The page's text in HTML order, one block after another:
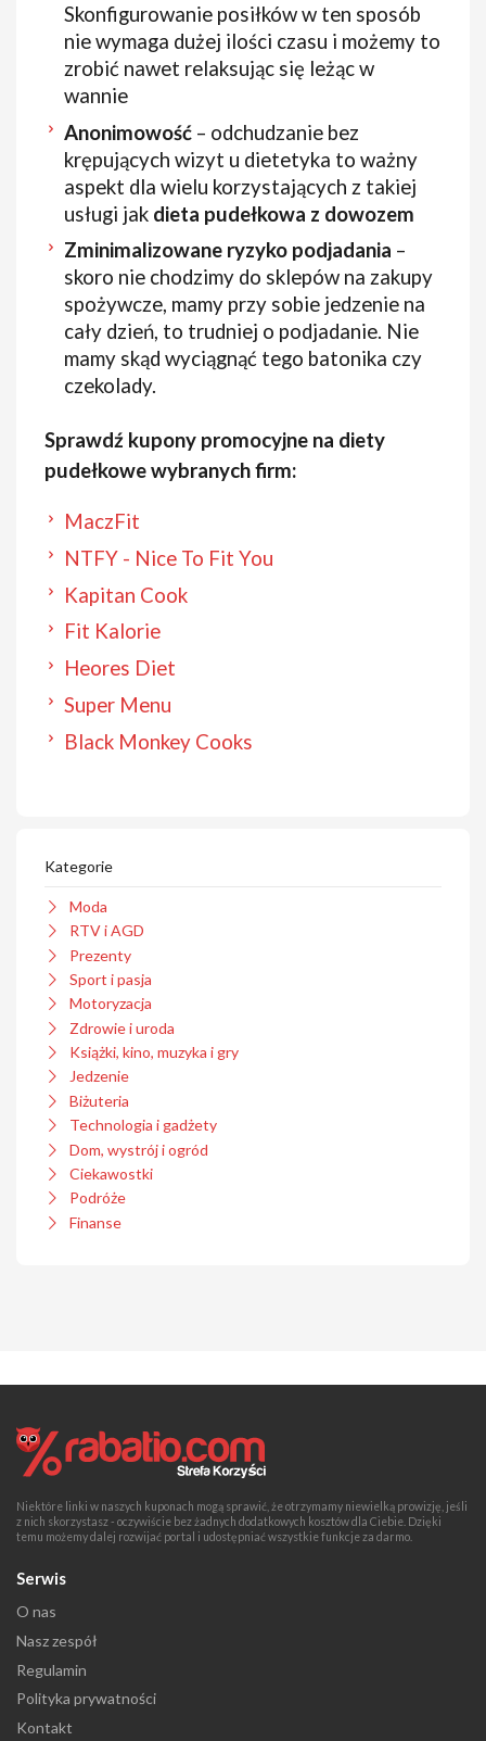
Skonfigurowanie posiłków w ten sposób
nie wymaga dużej ilości czasu i możemy to
zrobić nawet relaksując się leżąc w
wannie
Anonimowość – odchudzanie bez
krępujących wizyt u dietetyka to ważny
aspekt dla wielu korzystających z takiej
usługi jak dieta pudełkowa z dowozem
Zminimalizowane ryzyko podjadania –
skoro nie chodzimy do sklepów na zakupy
spożywcze, mamy przy sobie jedzenie na
cały dzień, to trudniej o podjadanie. Nie
mamy skąd wyciągnąć tego batonika czy
czekolady.
Sprawdź kupony promocyjne na diety
pudełkowe wybranych firm:
MaczFit
NTFY - Nice To Fit You
Kapitan Cook
Fit Kalorie
Heores Diet
Super Menu
Black Monkey Cooks
Kategorie
Moda
RTV i AGD
Prezenty
Sport i pasja
Motoryzacja
Zdrowie i uroda
Książki, kino, muzyka i gry
Jedzenie
Biżuteria
Technologia i gadżety
Dom, wystrój i ogród
Ciekawostki
Podróże
Finanse
Niektóre linki w naszych kuponach mogą sprawić, że otrzymamy niewielką prowizję, jeśli
z nich skorzystasz - oczywiście bez żadnych dodatkowych kosztów dla Ciebie. Dzięki
temu możemy dalej rozwijać portal i udostępniać wszystkie funkcje za darmo.
Serwis
O nas
Nasz zespół
Regulamin
Polityka prywatności
Kontakt